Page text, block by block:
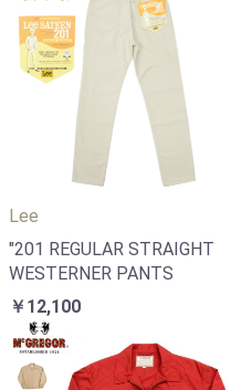
Lee
"201 REGULAR STRAIGHT
WESTERNER PANTS
￥12,100